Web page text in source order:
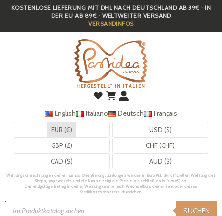
Skip
KOSTENLOSE LIEFERUNG MIT DHL NACH DEUTSCHLAND AB 39€ · IN
DER EU AB 89€ · WELTWEITER VERSAND
VERSANDINFOS
HERGESTELLT IN ITALIEN
English Italiano Deutsch Français
EUR (€)
USD ($)
GBP (£)
CHF (CHF)
CAD ($)
AUD ($)
Währungsumrechnungen dienen nur als Orientierung. Zahlungen werden in Euro (€), der offiziellen Währung des
Shops, abgewickelt, und die Kasse zeigt die Preise ausschließlich in Euro (€) an.
Der endgültige Betrag in deiner Währung kann je nach Wechselkurs deiner Bank oder deines
Kreditkartenanbieters abweichen.
Products
search SUCHEN